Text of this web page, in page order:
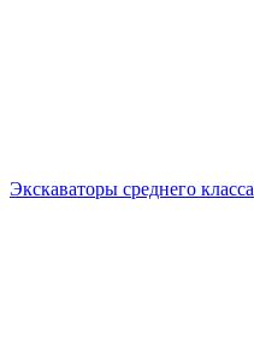
Экскаваторы среднего класса